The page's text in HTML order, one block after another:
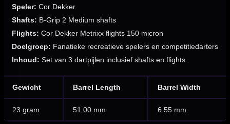
Speler: Cor Dekker
Shafts: B-Grip 2 Medium shafts
Flights: Cor Dekker Metrixx flights 150 micron
Doelgroep: Fanatieke recreatieve spelers en competitiedarters
Inhoud: Set van 3 dartpijlen inclusief shafts en flights
Gewicht Barrel Length Barrel Width
23 gram 51.00 mm 6.55 mm